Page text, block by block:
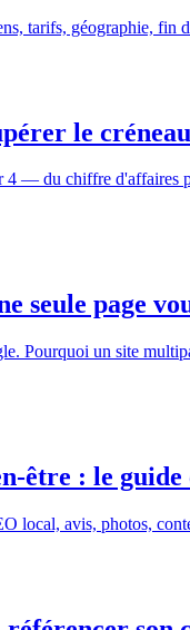
tarifs, géographie,
le
— du chiffre d'affaires
seule page
Pourquoi un site
être : le guide
local, avis, photos,